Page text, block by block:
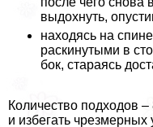
выдохнуть,
находясь на
раскинутыми в
бок, стараясь
Количество подходов
и избегать